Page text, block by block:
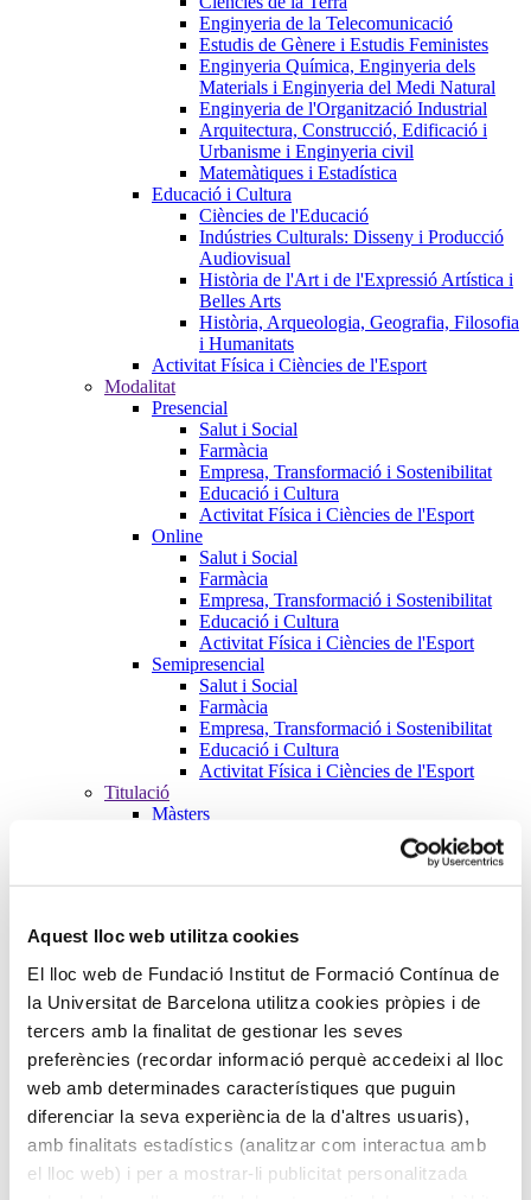
Aquest lloc web utilitza cookies
El lloc web de Fundació Institut de Formació Contínua de
la Universitat de Barcelona utilitza cookies pròpies i de
tercers amb la finalitat de gestionar les seves
preferències (recordar informació perquè accedeixi al lloc
web amb determinades característiques que puguin
diferenciar la seva experiència de la d'altres usuaris),
amb finalitats estadístics (analitzar com interactua amb
el lloc web) i per a mostrar-li publicitat personalitzada
Enginyeria de la Telecomunicació
Estudis de Gènere i Estudis Feministes
Enginyeria Química, Enginyeria dels
Materials i Enginyeria del Medi Natural
Enginyeria de l'Organització Industrial
Arquitectura, Construcció, Edificació i
Urbanisme i Enginyeria civil
Matemàtiques i Estadística
Educació i Cultura
Ciències de l'Educació
Indústries Culturals: Disseny i Producció
Audiovisual
Història de l'Art i de l'Expressió Artística i
Belles Arts
Història, Arqueologia, Geografia, Filosofia
i Humanitats
Activitat Física i Ciències de l'Esport
Modalitat
Presencial
Salut i Social
Farmàcia
Empresa, Transformació i Sostenibilitat
Educació i Cultura
Activitat Física i Ciències de l'Esport
Online
Salut i Social
Farmàcia
Empresa, Transformació i Sostenibilitat
Educació i Cultura
Activitat Física i Ciències de l'Esport
Semipresencial
Salut i Social
Farmàcia
Empresa, Transformació i Sostenibilitat
Educació i Cultura
Activitat Física i Ciències de l'Esport
Titulació
Màsters
Formació de Postgraus
Salut i Social
Farmàcia
Empresa, Transformació i Sostenibilitat
Educació i Cultura
Activitat Física i Ciències de l'Esport
Cursos
Salut i Social
Farmàcia
Empresa, Transformació i Sostenibilitat
Educació i Cultura
Activitat Física i Ciències de l'Esport